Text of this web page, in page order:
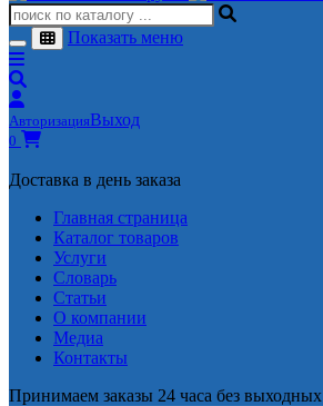
Показать меню
АвторизацияВыход
0
Доставка в день заказа
Главная страница
Каталог товаров
Услуги
Словарь
Статьи
О компании
Медиа
Контакты
Принимаем заказы 24 часа без выходных